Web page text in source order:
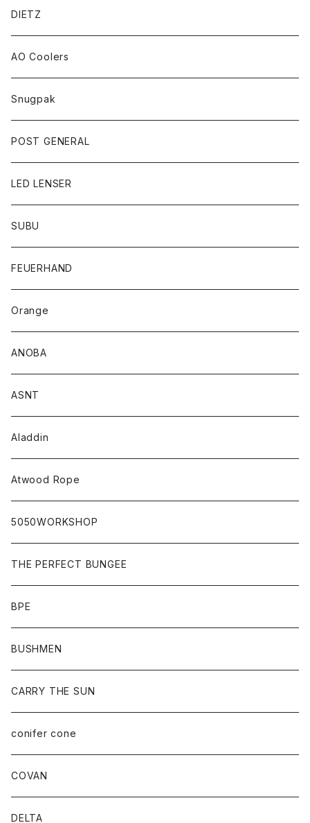
DIETZ
AO Coolers
Snugpak
POST GENERAL
LED LENSER
SUBU
FEUERHAND
Orange
ANOBA
ASNT
Aladdin
Atwood Rope
5050WORKSHOP
THE PERFECT BUNGEE
BPE
BUSHMEN
CARRY THE SUN
conifer cone
COVAN
DELTA